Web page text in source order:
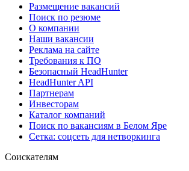
Размещение вакансий
Поиск по резюме
О компании
Наши вакансии
Реклама на сайте
Требования к ПО
Безопасный HeadHunter
HeadHunter API
Партнерам
Инвесторам
Каталог компаний
Поиск по вакансиям в Белом Яре
Сетка: соцсеть для нетворкинга
Соискателям